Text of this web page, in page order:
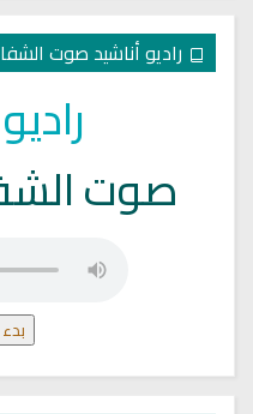
راديو أناشيد صوت
صوت